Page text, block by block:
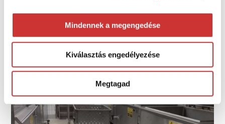
Mindennek a megengedése
Kiválasztás engedélyezése
Megtagad
TEXTOR TS 750 szeletelő vonal